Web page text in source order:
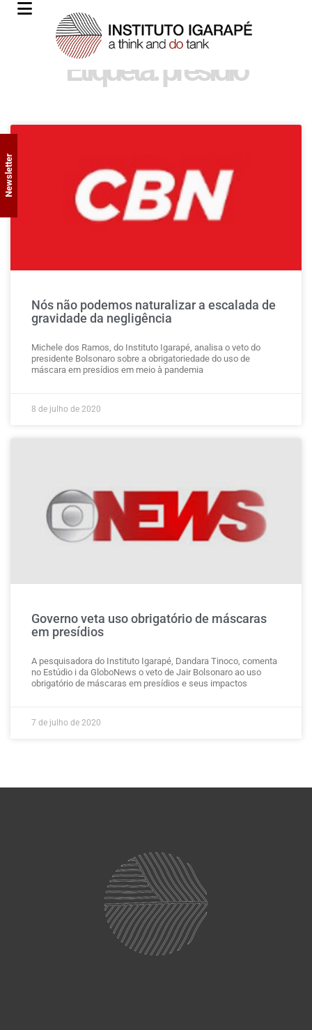
Etiqueta: presídio
Nós não podemos naturalizar a escalada de
gravidade da negligência
Michele dos Ramos, do Instituto Igarapé, analisa o veto do
presidente Bolsonaro sobre a obrigatoriedade do uso de
máscara em presídios em meio à pandemia
8 de julho de 2020
Governo veta uso obrigatório de máscaras
em presídios
A pesquisadora do Instituto Igarapé, Dandara Tinoco, comenta
no Estúdio i da GloboNews o veto de Jair Bolsonaro ao uso
obrigatório de máscaras em presídios e seus impactos
7 de julho de 2020
Newsletter